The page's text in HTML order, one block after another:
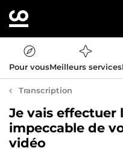
Pour vousMeilleurs services
Transcription
Je vais effectuer
impeccable de
vidéo